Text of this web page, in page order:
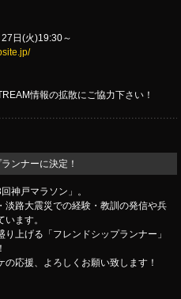
日(火)19:30～
情報の拡散にご協力下さい！
ンナーに決定！
神戸マラソン」。
淡路大震災での経験・教訓の発信や兵
ます。
上げる「フレンドシップランナー」
応援、よろしくお願い致します！